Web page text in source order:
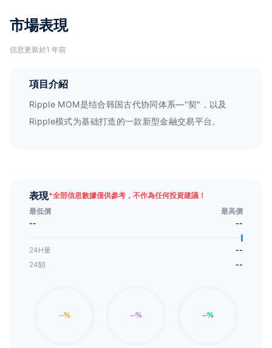
市場表現
信息更新於1 年前
項目介紹
Ripple MOM是结合韩国古代协同体系—"契"，以及
Ripple模式为基础打造的一款新型金融交易平台。
表現*全部信息數據僅供參考，不作為任何投資建議！
最低價
最高價
--
--
24H量
--
24額
--